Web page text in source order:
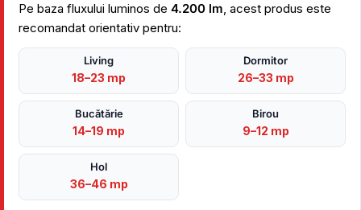
Pe baza fluxului luminos de 4.200 lm, acest produs este
recomandat orientativ pentru:
Living
18–23 mp
Dormitor
26–33 mp
Bucătărie
14–19 mp
Birou
9–12 mp
Hol
36–46 mp